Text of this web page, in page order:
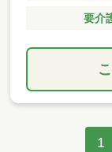
要介
1